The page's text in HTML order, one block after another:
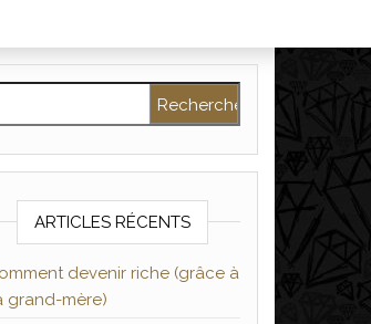
ARTICLES RÉCENTS
devenir riche (grâce à
grand-mère)